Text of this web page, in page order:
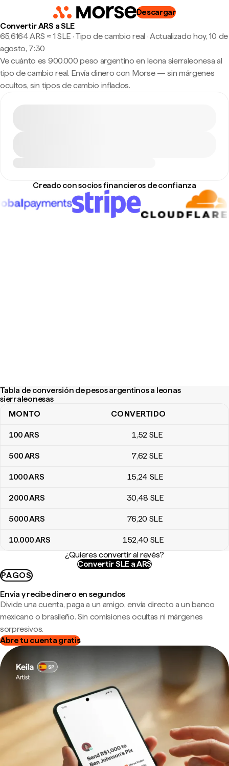
Descargar
Convertir ARS a SLE
65,6164 ARS ≈ 1 SLE · Tipo de cambio real ·Actualizado hoy, 10 de
agosto, 7:30
Ve cuánto es 900.000 peso argentino en leona sierraleonesa al
tipo de cambio real. Envía dinero con Morse — sin márgenes
ocultos, sin tipos de cambio inflados.
Creado con socios financieros de confianza
Tabla de conversión de pesos argentinos a leonas
sierraleonesas
Tabla de conversión de pesos argentinos a leonas sierraleonesas
MONTO CONVERTIDO
100ARS 1,52 SLE
500ARS 7,62 SLE
1000ARS 15,24 SLE
2000ARS 30,48 SLE
5000ARS 76,20 SLE
10.000ARS 152,40 SLE
¿Quieres convertir al revés?
Convertir SLE a ARS
PAGOS
Envía y recibe dinero en segundos
Divide una cuenta, paga a un amigo, envía directo a un banco
mexicano o brasileño. Sin comisiones ocultas ni márgenes
sorpresivos.
Abre tu cuenta gratis